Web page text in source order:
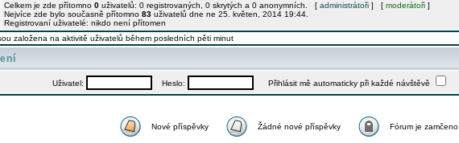
Celkem je zde přítomno 0 uživatelů: 0 registrovaných, 0 skrytých a 0 anonymních. [ administrátoři ] [ moderátoři ]
Nejvíce zde bylo současně přítomno 83 uživatelů dne ne 25. květen, 2014 19:44.
Registrovaní uživatelé: nikdo není přítomen
založena na aktivitě uživatelů během posledních pěti minut
Uživatel: Heslo: Přihlásit mě automaticky při každé návštěvě
Nové příspěvky Žádné nové příspěvky Fórum je zamčeno